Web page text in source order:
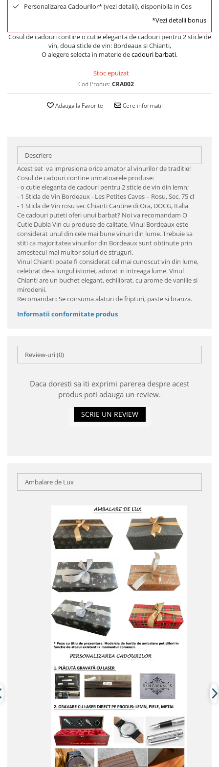
Personalizarea Cadourilor* (vezi detalii), disponibila in Cos
*Vezi detalii bonus
Cosul de cadouri contine o cutie eleganta de cadouri pentru 2 sticle de
vin, doua sticle de vin: Bordeaux si Chianti,
O alegere selecta in materie decadouri barbati.
Stoc epuizat
Cod Produs: CRA002
Adauga la Favorite Cere informatii
Descriere
Acest set va impresiona orice amator al vinurilor de traditie!
Cosul de cadouri contine urmatoarele produse:
- o cutie eleganta de cadouri pentru 2 sticle de vin din lemn;
- 1 Sticla de Vin Bordeaux - Les Petites Caves – Rosu, Sec, 75 cl
- 1 Sticla de Vin rosu sec Chianti Cantine di Ora, DOCG, Italia
Ce cadouri puteti oferi unui barbat? Noi va recomandam O
Cutie Dubla Vin cu produse de calitate. Vinul Bordeaux este
considerat unul din cele mai bune vinuri din lume. Trebuie sa
stiti ca majoritatea vinurilor din Bordeaux sunt obtinute prin
amestecul mai multor soiuri de struguri.
Vinul Chianti poate fi considerat cel mai cunoscut vin din lume,
celebrat de-a lungul istoriei, adorat in intreaga lume. Vinul
Chianti are un buchet elegant, echilibrat, cu arome de vanilie si
mirodenii.
Recomandari: Se consuma alaturi de fripturi, paste si branza.
Informatii conformitate produs
Review-uri(0)
Daca doresti sa iti exprimi parerea despre acest
produs poti adauga un review.
SCRIE UN REVIEW
Ambalare de Lux